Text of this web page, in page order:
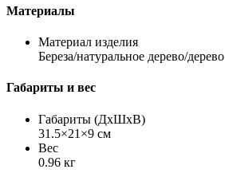
Материалы
Материал изделия
Береза/натуральное дерево/дерево
Габариты и вес
Габариты (ДхШхВ)
31.5×21×9 см
Вес
0.96 кг